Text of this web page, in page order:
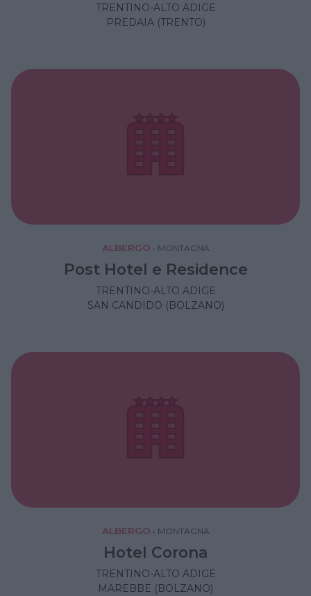
TRENTINO-ALTO ADIGE
PREDAIA (TRENTO)
ALBERGO • MONTAGNA
Post Hotel e Residence
TRENTINO-ALTO ADIGE
SAN CANDIDO (BOLZANO)
ALBERGO • MONTAGNA
Hotel Corona
TRENTINO-ALTO ADIGE
MAREBBE (BOLZANO)